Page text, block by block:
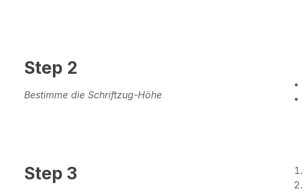
Step 2
Bestimme die Schriftzug-Höhe
Step 3